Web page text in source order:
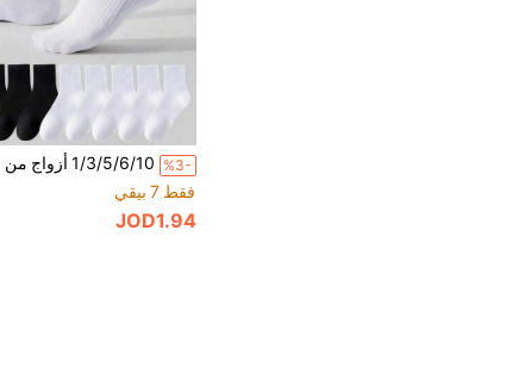
%3-
فقط 7 بيقي
JOD1.94